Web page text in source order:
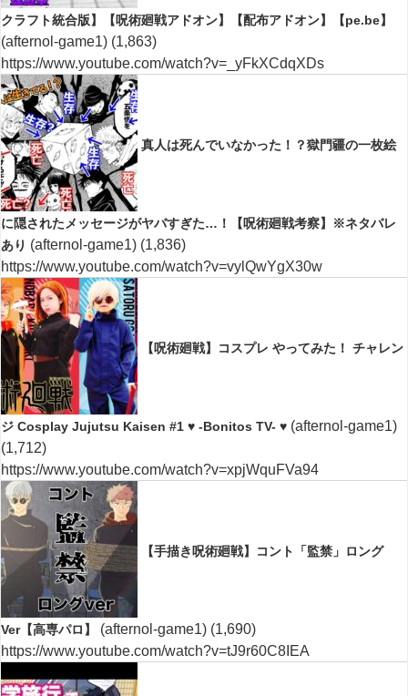
クラフト統合版】【呪術廻戦アドオン】【配布アドオン】【pe.be】
(afternol-game1) (1,863)
https://www.youtube.com/watch?v=_yFkXCdqXDs
真人は死んでいなかった！？獄門疆の一枚絵
に隠されたメッセージがヤバすぎた…！【呪術廻戦考察】※ネタバレ
あり (afternol-game1) (1,836)
https://www.youtube.com/watch?v=vylQwYgX30w
【呪術廻戦】コスプレ やってみた！ チャレン
ジ Cosplay Jujutsu Kaisen #1 ♥ -Bonitos TV- ♥ (afternol-game1)
(1,712)
https://www.youtube.com/watch?v=xpjWquFVa94
【手描き呪術廻戦】コント「監禁」ロング
Ver【高専パロ】 (afternol-game1) (1,690)
https://www.youtube.com/watch?v=tJ9r60C8IEA